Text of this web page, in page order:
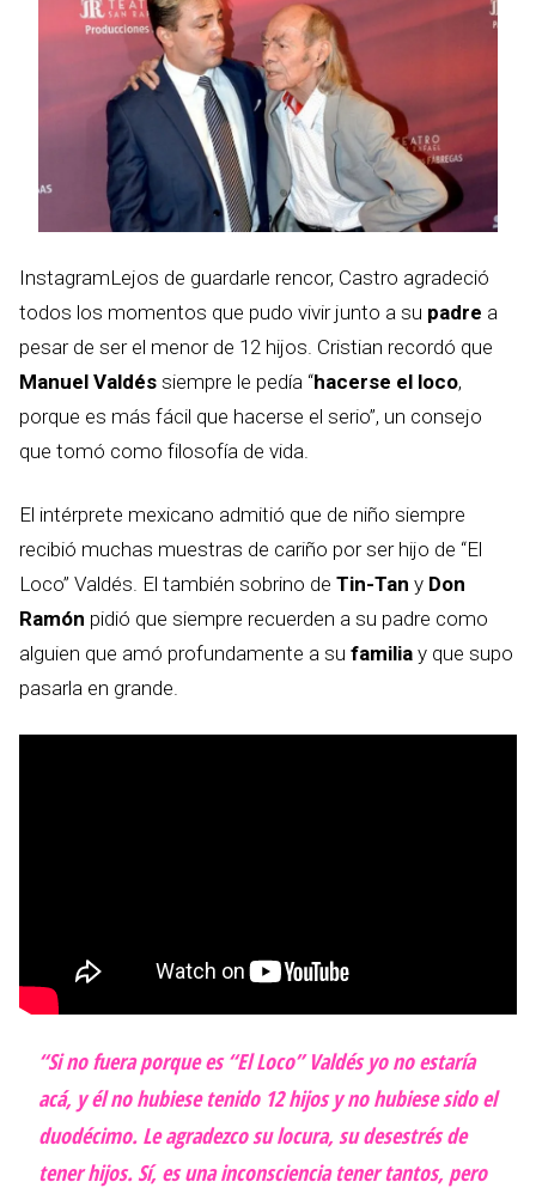
InstagramLejos de guardarle rencor, Castro agradeció
todos los momentos que pudo vivir junto a su padre a
pesar de ser el menor de 12 hijos. Cristian recordó que
Manuel Valdés siempre le pedía “hacerse el loco,
porque es más fácil que hacerse el serio”, un consejo
que tomó como filosofía de vida.
El intérprete mexicano admitió que de niño siempre
recibió muchas muestras de cariño por ser hijo de “El
Loco” Valdés. El también sobrino de Tin-Tan y Don
Ramón pidió que siempre recuerden a su padre como
alguien que amó profundamente a su familia y que supo
pasarla en grande.
“Si no fuera porque es “El Loco” Valdés yo no estaría
acá, y él no hubiese tenido 12 hijos y no hubiese sido el
duodécimo. Le agradezco su locura, su desestrés de
tener hijos. Sí, es una inconsciencia tener tantos, pero